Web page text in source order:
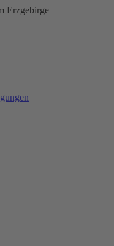
Erzgebirge